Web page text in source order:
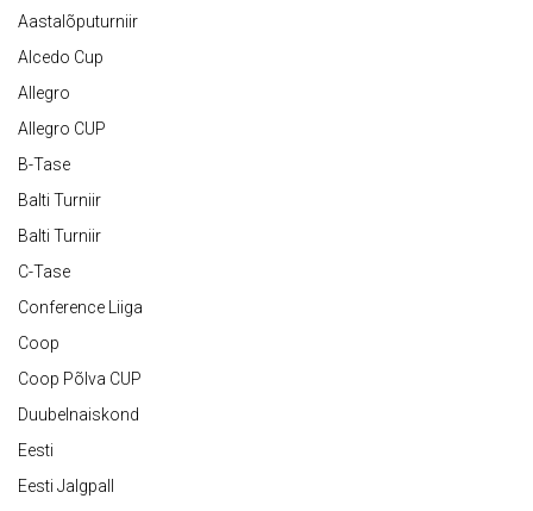
Aastalõputurniir
Alcedo Cup
Allegro
Allegro CUP
B-Tase
Balti Turniir
Balti Turniir
C-Tase
Conference Liiga
Coop
Coop Põlva CUP
Duubelnaiskond
Eesti
Eesti Jalgpall